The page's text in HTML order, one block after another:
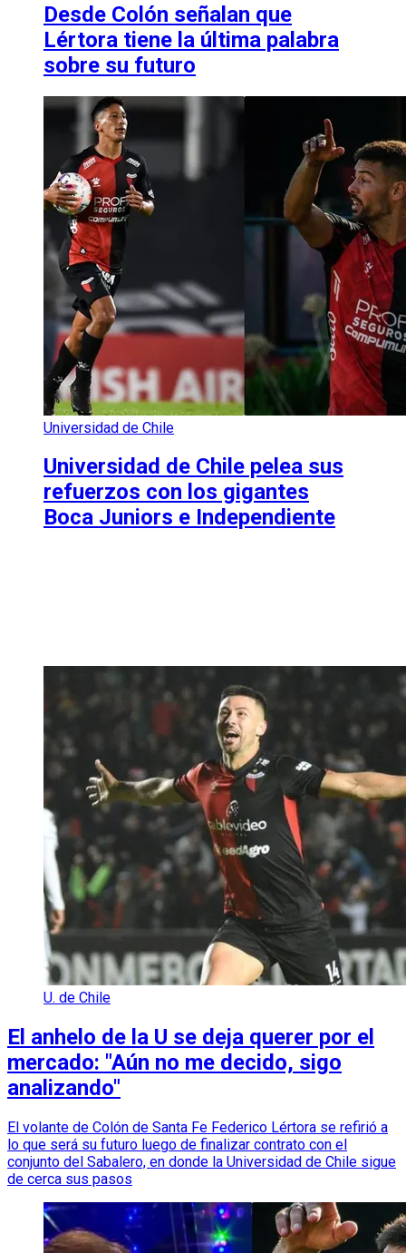
Desde Colón señalan que
Lértora tiene la última palabra
sobre su futuro
Universidad de Chile
Universidad de Chile pelea sus
refuerzos con los gigantes
Boca Juniors e Independiente
U. de Chile
El anhelo de la U se deja querer por el
mercado: "Aún no me decido, sigo
analizando"
El volante de Colón de Santa Fe Federico Lértora se refirió a
lo que será su futuro luego de finalizar contrato con el
conjunto del Sabalero, en donde la Universidad de Chile sigue
de cerca sus pasos